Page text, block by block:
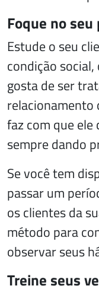
Foque no
Estude o seu
condição
gosta de ser
relacionamento
faz com que ele
sempre dando
Se você tem
passar um
os clientes da
método para
observar seus
Treine seus